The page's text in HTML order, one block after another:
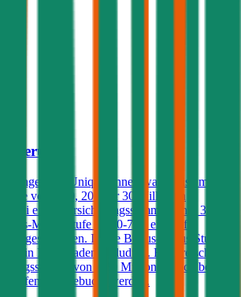
der Uniqa können wahlweise mit
von € 10, 20 oder 30 Millionen
Bei einer Versicherungssumme von € 30
Malus Stufe von 0-7 ist eine Kfz-
eingeschlossen. Ist die Bonus-Malus Stufe
ein Freischaden inkludiert. Ein Freischaden
von € 20 Millionen auch bei
Stufen dazugebucht werden.